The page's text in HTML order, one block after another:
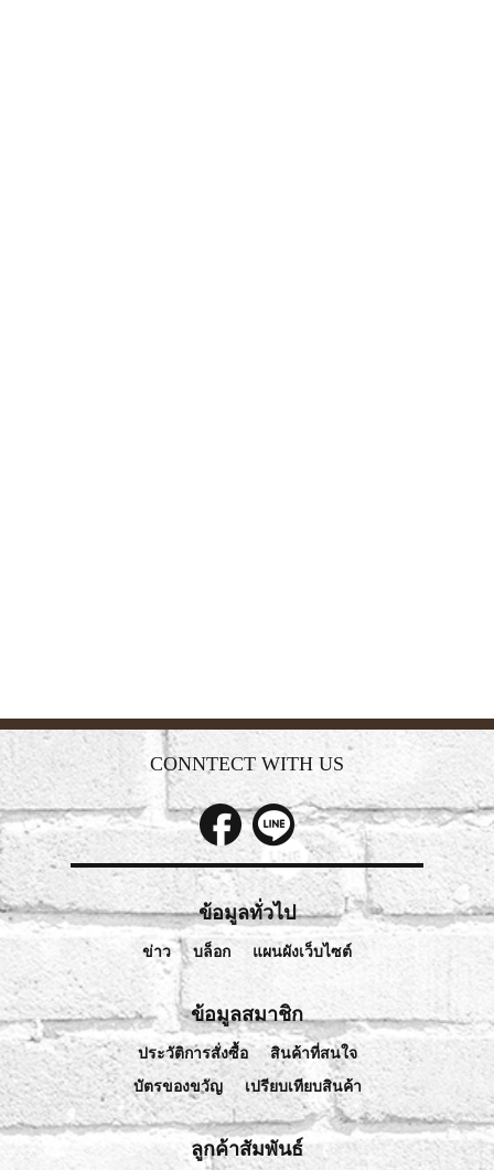
CONNTECT WITH US
ข้อมูลทั่วไป
ข่าว บล็อก แผนผังเว็บไซต์
ข้อมูลสมาชิก
ประวัติการสั่งซื้อ
สินค้าที่สนใจ
บัตรของขวัญ
เปรียบเทียบสินค้า
ลูกค้าสัมพันธ์